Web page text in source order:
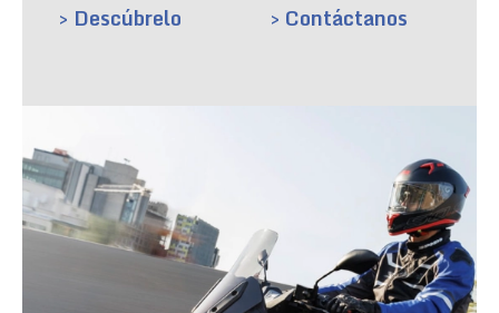
> Descúbrelo > Contáctanos